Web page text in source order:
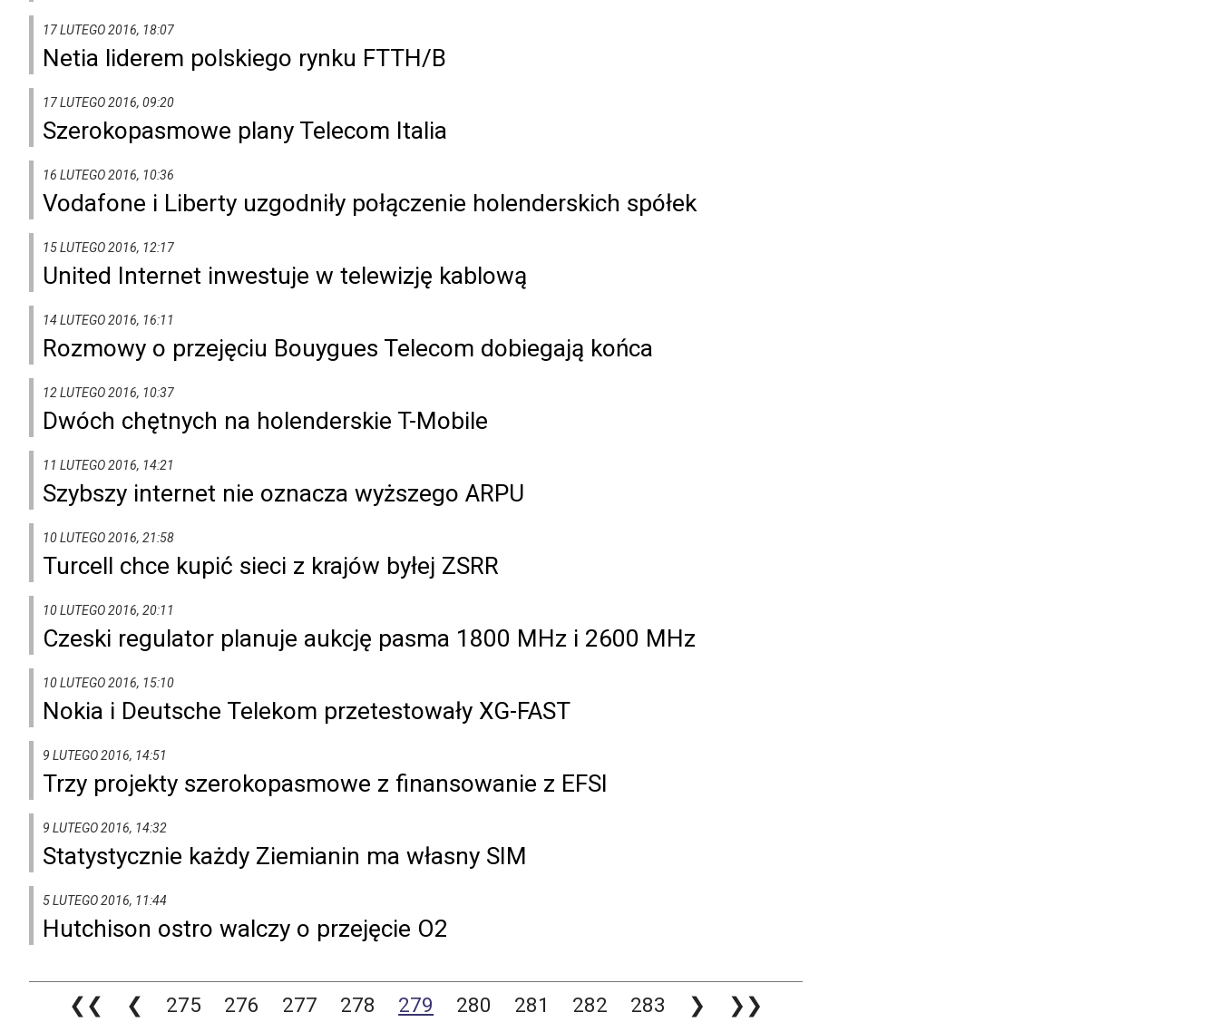
17 LUTEGO 2016, 18:07
Netia liderem polskiego rynku FTTH/B
17 LUTEGO 2016, 09:20
Szerokopasmowe plany Telecom Italia
16 LUTEGO 2016, 10:36
Vodafone i Liberty uzgodniły połączenie holenderskich spółek
15 LUTEGO 2016, 12:17
United Internet inwestuje w telewizję kablową
14 LUTEGO 2016, 16:11
Rozmowy o przejęciu Bouygues Telecom dobiegają końca
12 LUTEGO 2016, 10:37
Dwóch chętnych na holenderskie T-Mobile
11 LUTEGO 2016, 14:21
Szybszy internet nie oznacza wyższego ARPU
10 LUTEGO 2016, 21:58
Turcell chce kupić sieci z krajów byłej ZSRR
10 LUTEGO 2016, 20:11
Czeski regulator planuje aukcję pasma 1800 MHz i 2600 MHz
10 LUTEGO 2016, 15:10
Nokia i Deutsche Telekom przetestowały XG-FAST
9 LUTEGO 2016, 14:51
Trzy projekty szerokopasmowe z finansowanie z EFSI
9 LUTEGO 2016, 14:32
Statystycznie każdy Ziemianin ma własny SIM
5 LUTEGO 2016, 11:44
Hutchison ostro walczy o przejęcie O2
❮❮ ❮ 275 276 277 278 279 280 281 282 283 ❯ ❯❯